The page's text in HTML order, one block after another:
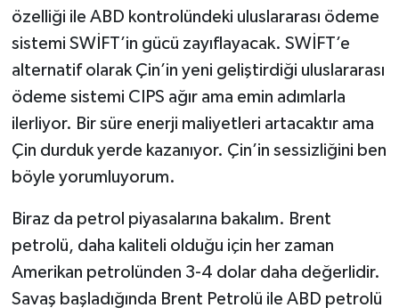
özelliği ile ABD kontrolündeki uluslararası ödeme
sistemi SWİFT’in gücü zayıflayacak. SWİFT’e
alternatif olarak Çin’in yeni geliştirdiği uluslararası
ödeme sistemi CIPS ağır ama emin adımlarla
ilerliyor. Bir süre enerji maliyetleri artacaktır ama
Çin durduk yerde kazanıyor. Çin’in sessizliğini ben
böyle yorumluyorum.
Biraz da petrol piyasalarına bakalım. Brent
petrolü, daha kaliteli olduğu için her zaman
Amerikan petrolünden 3-4 dolar daha değerlidir.
Savaş başladığında Brent Petrolü ile ABD petrolü